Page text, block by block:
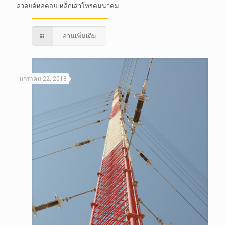
ลวดยด์หอคอยเหล็กเสาโทรคมนาคม
อ่านเพิ่มเติม
มกราคม 22, 2018